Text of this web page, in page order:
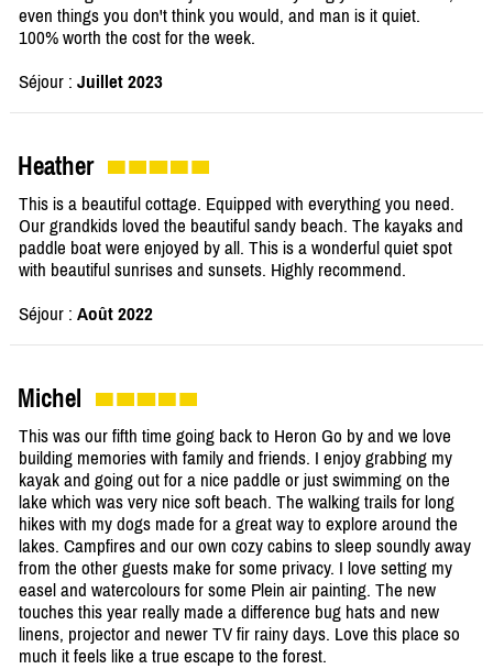
even things you don't think you would, and man is it quiet.
100% worth the cost for the week.
Séjour : Juillet 2023
Heather
This is a beautiful cottage. Equipped with everything you need.
Our grandkids loved the beautiful sandy beach. The kayaks and
paddle boat were enjoyed by all. This is a wonderful quiet spot
with beautiful sunrises and sunsets. Highly recommend.
Séjour : Août 2022
Michel
This was our fifth time going back to Heron Go by and we love
building memories with family and friends. I enjoy grabbing my
kayak and going out for a nice paddle or just swimming on the
lake which was very nice soft beach. The walking trails for long
hikes with my dogs made for a great way to explore around the
lakes. Campfires and our own cozy cabins to sleep soundly away
from the other guests make for some privacy. I love setting my
easel and watercolours for some Plein air painting. The new
touches this year really made a difference bug hats and new
linens, projector and newer TV fir rainy days. Love this place so
much it feels like a true escape to the forest.